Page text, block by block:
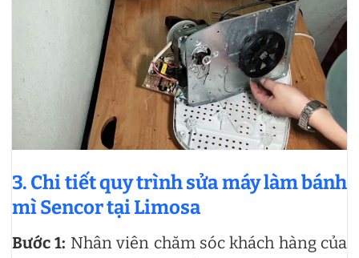
3. Chi tiết quy trình sửa máy làm bánh
mì Sencor tại Limosa
Bước 1: Nhân viên chăm sóc khách hàng của